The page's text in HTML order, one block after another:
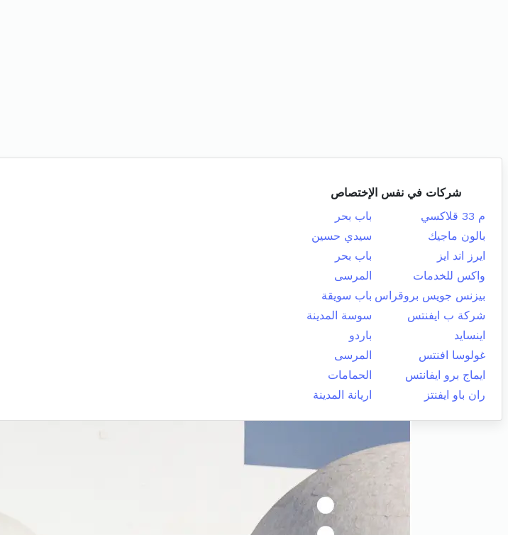
شركات في نفس الإختصاص
م 33 قلاكسي
باب بحر
بالون ماجيك
سيدي حسين
ايرز اند ايز
باب بحر
واكس للخدمات
المرسى
بيزنس جويس بروقراس باب سويقة
شركة ب ايفنتس
سوسة المدينة
اينسايد
باردو
غولوسا افنتس
المرسى
ايماج برو ايفانتس
الحمامات
ران باو ايفنتز
اريانة المدينة